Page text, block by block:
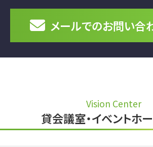
メールでのお問い合
Vision Center
貸会議室・イベントホ